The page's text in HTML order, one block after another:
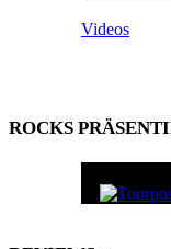
Videos
ROCKS